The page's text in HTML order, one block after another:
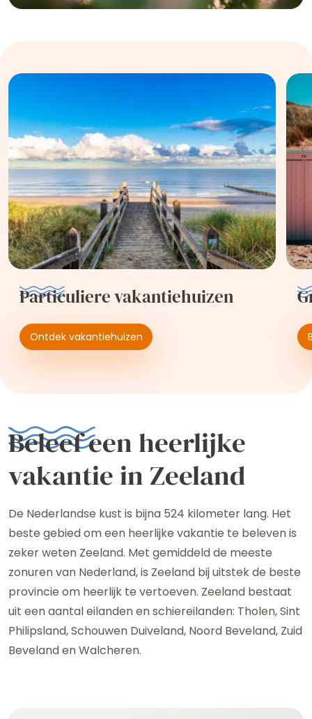
Particuliere vakantiehuizen
Ontdek vakantiehuizen
Beleef een heerlijke
vakantie in Zeeland
De Nederlandse kust is bijna 524 kilometer lang. Het
beste gebied om een heerlijke vakantie te beleven is
zeker weten Zeeland. Met gemiddeld de meeste
zonuren van Nederland, is Zeeland bij uitstek de beste
provincie om heerlijk te vertoeven. Zeeland bestaat
uit een aantal eilanden en schiereilanden: Tholen, Sint
Philipsland, Schouwen Duiveland, Noord Beveland, Zuid
Beveland en Walcheren.